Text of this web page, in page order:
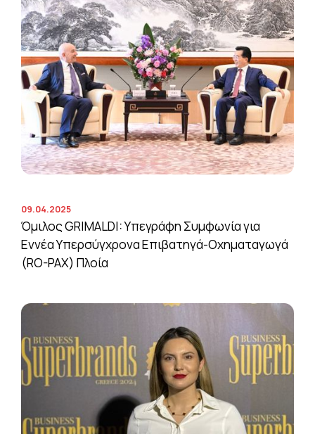
09.04.2025
Όμιλος GRIMALDI: Υπεγράφη Συμφωνία για
Εννέα Υπερσύγχρονα Επιβατηγά-Οχηματαγωγά
(RO-PAX) Πλοία